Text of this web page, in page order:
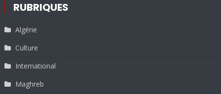
RUBRIQUES
Algérie
Culture
International
Maghreb